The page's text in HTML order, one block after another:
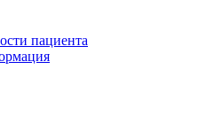
пациента